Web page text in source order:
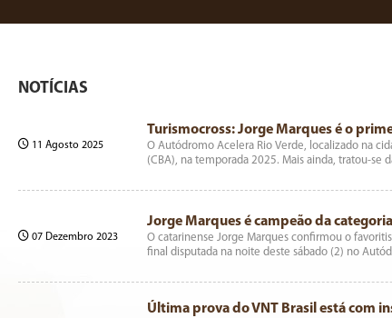
NOTÍCIAS
11 Agosto 2025
Turismocross: Jorge Marques é o
O Autódromo Acelera Rio Verde, localizado na
(CBA), na temporada 2025. Mais ainda, tratou-
07 Dezembro 2023
Jorge Marques é campeão da
O catarinense Jorge Marques confirmou o
final disputada na noite deste sábado (2) no
Última prova do VNT Brasil está com